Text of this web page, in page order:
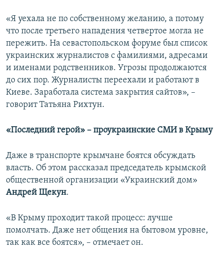
«Я уехала не по собственному желанию, а потому
что после третьего нападения четвертое могла не
пережить. На севастопольском форуме был список
украинских журналистов с фамилиями, адресами
и именами родственников. Угрозы продолжаются
до сих пор. Журналисты переехали и работают в
Киеве. Заработала система закрытия сайтов», –
говорит Татьяна Рихтун.
«Последний герой» – проукраинские СМИ в Крыму
Даже в транспорте крымчане боятся обсуждать
власть. Об этом рассказал председатель крымской
общественной организации «Украинский дом»
Андрей Щекун.
«В Крыму проходит такой процесс: лучше
помолчать. Даже нет общения на бытовом уровне,
так как все боятся», – отмечает он.